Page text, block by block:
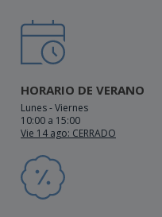
HORARIO DE VERANO
Lunes - Viernes
10:00 a 15:00
Vie 14 ago: CERRADO